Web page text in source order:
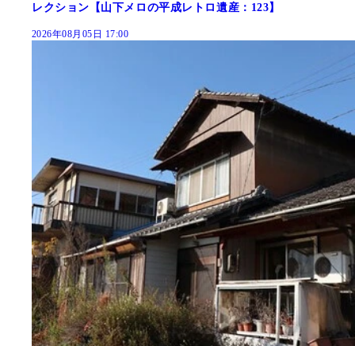
レクション【山下メロの平成レトロ遺産：123】
2026年08月05日 17:00